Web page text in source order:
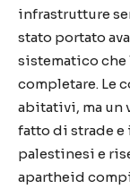
infrastrutture
stato portato
sistematico che
completare. Le
abitativi, ma un
fatto di strade
palestinesi e
apartheid